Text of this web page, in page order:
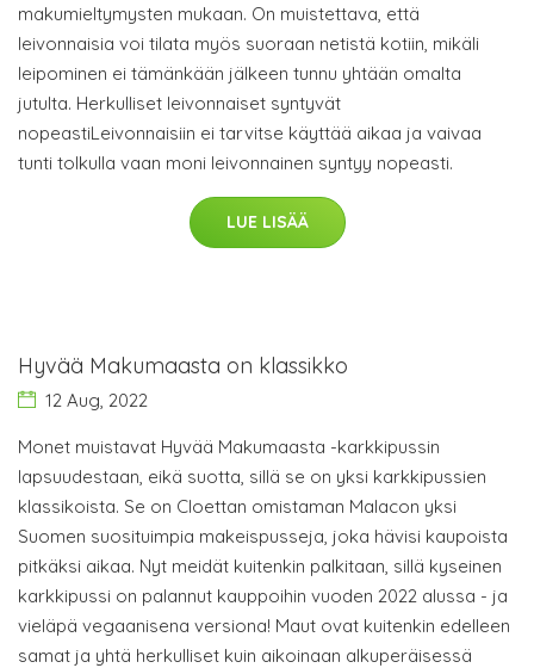
makumieltymysten mukaan. On muistettava, että
leivonnaisia voi tilata myös suoraan netistä kotiin, mikäli
leipominen ei tämänkään jälkeen tunnu yhtään omalta
jutulta. Herkulliset leivonnaiset syntyvät
nopeastiLeivonnaisiin ei tarvitse käyttää aikaa ja vaivaa
tunti tolkulla vaan moni leivonnainen syntyy nopeasti.
LUE LISÄÄ
Hyvää Makumaasta on klassikko
12 Aug, 2022
Monet muistavat Hyvää Makumaasta -karkkipussin
lapsuudestaan, eikä suotta, sillä se on yksi karkkipussien
klassikoista. Se on Cloettan omistaman Malacon yksi
Suomen suosituimpia makeispusseja, joka hävisi kaupoista
pitkäksi aikaa. Nyt meidät kuitenkin palkitaan, sillä kyseinen
karkkipussi on palannut kauppoihin vuoden 2022 alussa - ja
vieläpä vegaanisena versiona! Maut ovat kuitenkin edelleen
samat ja yhtä herkulliset kuin aikoinaan alkuperäisessä